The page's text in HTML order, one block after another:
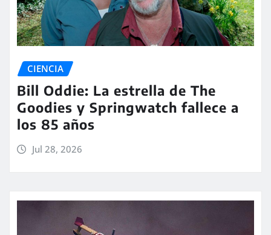
CIENCIA
Bill Oddie: La estrella de The
Goodies y Springwatch fallece a
los 85 años
Jul 28, 2026